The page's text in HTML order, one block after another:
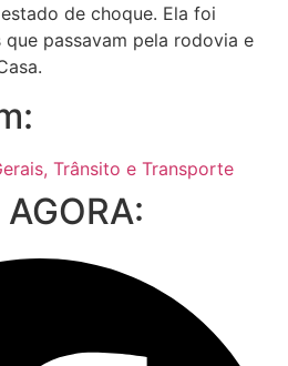
de choque. Ela foi
passavam pela rodovia e
, Trânsito e Transporte